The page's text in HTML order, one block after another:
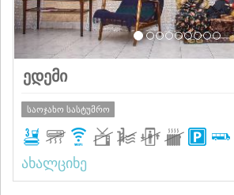
ედემი
საოჯახო სასტუმრო
ახალციხე